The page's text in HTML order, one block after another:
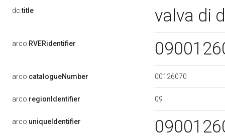
dc:title valva di
arco:RVERidentifier
arco:catalogueNumber 00126070
arco:regionIdentifier 09
arco:uniqueIdentifier